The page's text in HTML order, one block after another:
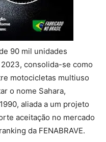
90 mil unidades
consolida-se como
motocicletas multiuso
o nome Sahara,
aliada a um projeto
aceitação no mercado
da FENABRAVE.